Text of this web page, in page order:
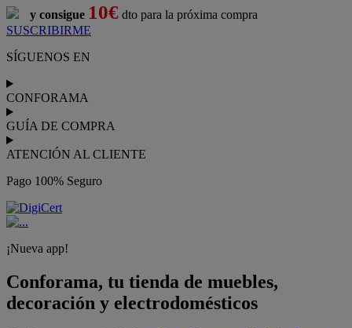
y consigue 10€ dto para la próxima compra
SUSCRIBIRME
SÍGUENOS EN
CONFORAMA
GUÍA DE COMPRA
ATENCIÓN AL CLIENTE
Pago 100% Seguro
¡Nueva app!
Conforama, tu tienda de muebles,
decoración y electrodomésticos